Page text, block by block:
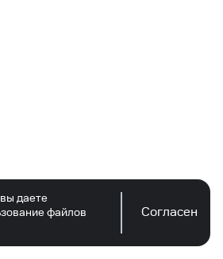
даете
файлов
Согласен